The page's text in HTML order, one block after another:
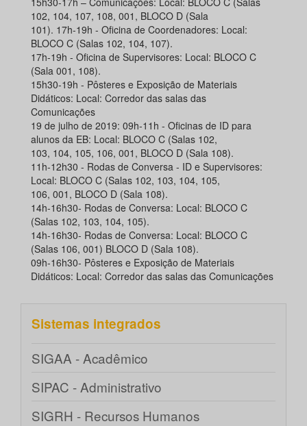
102, 104, 107, 108, 001, BLOCO D (Sala
101). 17h-19h - Oficina de Coordenadores: Local:
BLOCO C (Salas 102, 104, 107).
17h-19h - Oficina de Supervisores: Local: BLOCO C
(Sala 001, 108).
15h30-19h - Pôsteres e Exposição de Materiais
Didáticos: Local: Corredor das salas das
Comunicações
19 de julho de 2019: 09h-11h - Oficinas de ID para
alunos da EB: Local: BLOCO C (Salas 102,
103, 104, 105, 106, 001, BLOCO D (Sala 108).
11h-12h30 - Rodas de Conversa - ID e Supervisores:
Local: BLOCO C (Salas 102, 103, 104, 105,
106, 001, BLOCO D (Sala 108).
14h-16h30- Rodas de Conversa: Local: BLOCO C
(Salas 102, 103, 104, 105).
14h-16h30- Rodas de Conversa: Local: BLOCO C
(Salas 106, 001) BLOCO D (Sala 108).
09h-16h30- Pôsteres e Exposição de Materiais
Didáticos: Local: Corredor das salas das Comunicações
Sistemas integrados
SIGAA - Acadêmico
SIPAC - Administrativo
SIGRH - Recursos Humanos